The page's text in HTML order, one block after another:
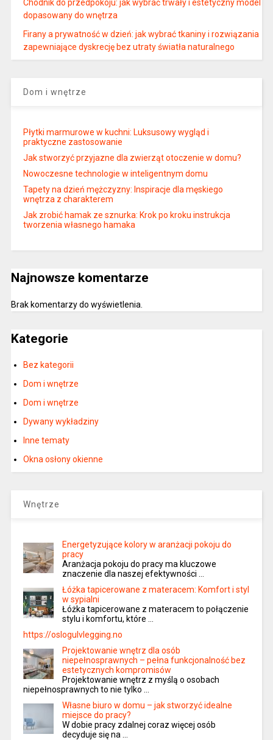
Chodnik do przedpokoju: jak wybrać trwały i estetyczny model
dopasowany do wnętrza
Firany a prywatność w dzień: jak wybrać tkaniny i rozwiązania
zapewniające dyskrecję bez utraty światła naturalnego
Dom i wnętrze
Płytki marmurowe w kuchni: Luksusowy wygląd i
praktyczne zastosowanie
Jak stworzyć przyjazne dla zwierząt otoczenie w domu?
Nowoczesne technologie w inteligentnym domu
Tapety na dzień mężczyzny: Inspiracje dla męskiego
wnętrza z charakterem
Jak zrobić hamak ze sznurka: Krok po kroku instrukcja
tworzenia własnego hamaka
Najnowsze komentarze
Brak komentarzy do wyświetlenia.
Kategorie
Bez kategorii
Dom i wnętrze
Dom i wnętrze
Dywany wykładziny
Inne tematy
Okna osłony okienne
Wnętrze
Energetyzujące kolory w aranżacji pokoju do
pracy
Aranżacja pokoju do pracy ma kluczowe
znaczenie dla naszej efektywności …
Łóżka tapicerowane z materacem: Komfort i styl
w sypialni
Łóżka tapicerowane z materacem to połączenie
stylu i komfortu, które …
https://oslogulvlegging.no
Projektowanie wnętrz dla osób
niepełnosprawnych – pełna funkcjonalność bez
estetycznych kompromisów
Projektowanie wnętrz z myślą o osobach
niepełnosprawnych to nie tylko …
Własne biuro w domu – jak stworzyć idealne
miejsce do pracy?
W dobie pracy zdalnej coraz więcej osób
decyduje się na …